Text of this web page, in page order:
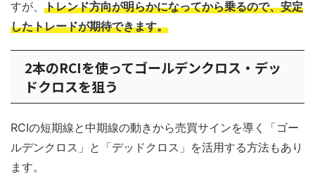
すが、 トレンド方向が明らかになってから乗るので、安定
したトレードが期待できます。
2本のRCIを使ってゴールデンクロス・デッ
ドクロスを狙う
RCIの短期線と中期線の動きから売買サインを導く「ゴー
ルデンクロス」と「デッドクロス」を活用する方法もあり
ます。